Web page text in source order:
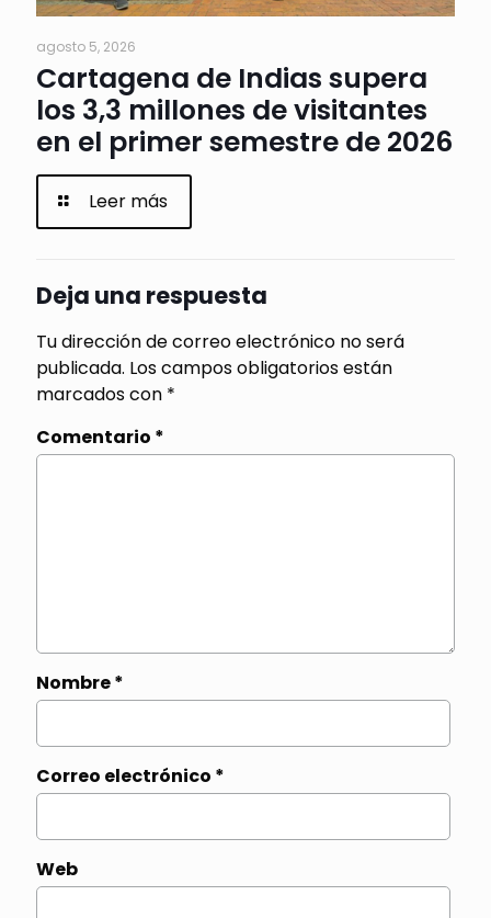
agosto 5, 2026
Cartagena de Indias supera
los 3,3 millones de visitantes
en el primer semestre de 2026
Leer más
Deja una respuesta
Tu dirección de correo electrónico no será
publicada. Los campos obligatorios están
marcados con *
Comentario *
Nombre*
Correo electrónico *
Web